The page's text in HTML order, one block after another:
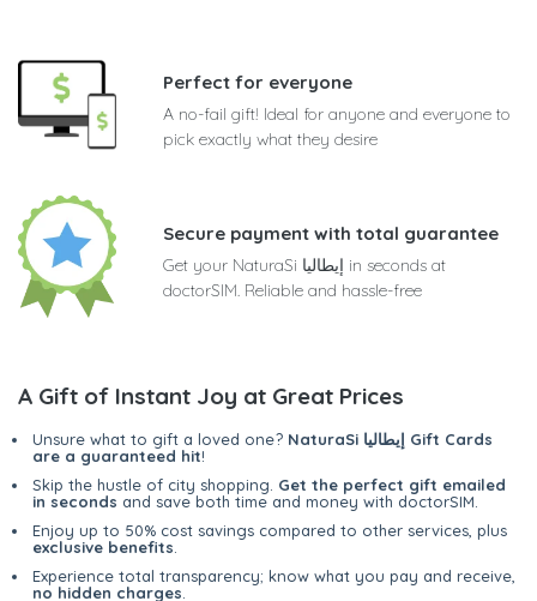
Perfect for everyone
A no-fail gift! Ideal for anyone and everyone to
pick exactly what they desire
Secure payment with total guarantee
Get your NaturaSi إيطاليا in seconds at
doctorSIM. Reliable and hassle-free
A Gift of Instant Joy at Great Prices
Unsure what to gift a loved one? NaturaSi إيطاليا Gift Cards
are a guaranteed hit!
Skip the hustle of city shopping. Get the perfect gift emailed
in seconds and save both time and money with doctorSIM.
Enjoy up to 50% cost savings compared to other services, plus
exclusive benefits
Experience total transparency; know what you pay and receive,
no hidden charges